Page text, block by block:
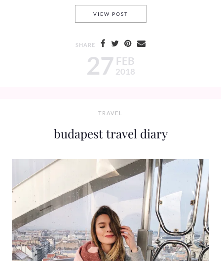
27 FEB
2018
VIEW POST
SHARE
TRAVEL
budapest travel diary